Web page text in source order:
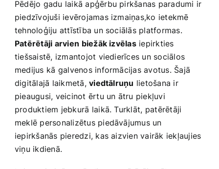
Pēdējo gadu laikā apģērbu pirkšanas paradumi ir
piedzīvojuši ievērojamas izmaiņas,ko ietekmē
tehnoloģiju attīstība un sociālās platformas.
Patērētāji arvien⁢ biežāk izvēlas‍iepirkties
tiešsaistē, izmantojot viedierīces un sociālos
medijus ⁤kā galvenos informācijas avotus. Šajā
digitālajā laikmetā,viedtālruņu lietošana ir
pieaugusi,​ veicinot ērtu un ātru piekļuvi
produktiem jebkurā⁢ laikā. Turklāt, ⁢patērētāji
meklē personalizētus piedāvājumus ‍un⁣
iepirkšanās ​pieredzi, kas aizvien vairāk iekļaujies
viņu ikdienā.